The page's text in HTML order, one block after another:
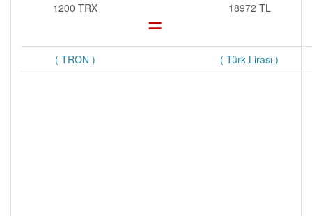
1200 TRX
= 18972 TL
( TRON ) ( Türk Lirası )